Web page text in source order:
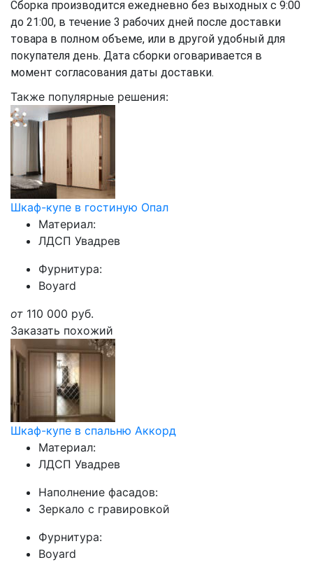
Сборка производится ежедневно без выходных с 9:00
до 21:00, в течение 3 рабочих дней после доставки
товара в полном объеме, или в другой удобный для
покупателя день. Дата сборки оговаривается в
момент согласования даты доставки.
Также популярные решения:
Шкаф-купе в гостиную Опал
Материал:
ЛДСП Увадрев
Фурнитура:
Boyard
от 110 000 руб.
Заказать похожий
Шкаф-купе в спальню Аккорд
Материал:
ЛДСП Увадрев
Наполнение фасадов:
Зеркало с гравировкой
Фурнитура:
Boyard